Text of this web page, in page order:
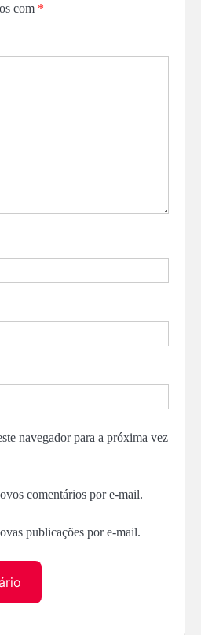
com *
navegador para a próxima vez
comentários por e-mail.
publicações por e-mail.